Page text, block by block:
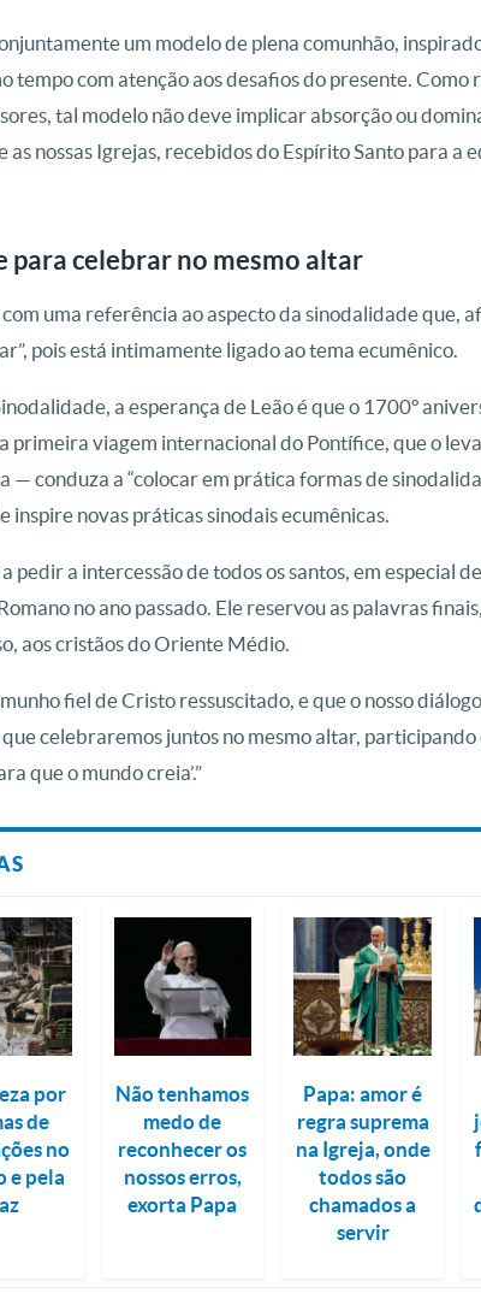
um modelo de plena comunhão,
tempo com atenção aos desafios do presente.
tal modelo não deve implicar absorção ou
nossas Igrejas, recebidos do Espírito Santo para a
para celebrar no mesmo altar
uma referência ao aspecto da sinodalidade que,
pois está intimamente ligado ao tema ecumênico.
a esperança de Leão é que o 1700º
primeira viagem internacional do Pontífice, que o
— conduza a “colocar em prática formas de
inspire novas práticas sinodais ecumênicas.
pedir a intercessão de todos os santos, em especial
no ano passado. Ele reservou as palavras
aos cristãos do Oriente Médio.
fiel de Cristo ressuscitado, e que o nosso
celebraremos juntos no mesmo altar,
que o mundo creia’.”
por
de
no
e pela
Não tenhamos
medo de
reconhecer os
nossos erros,
exorta Papa
Papa: amor é
regra suprema
na Igreja, onde
todos são
chamados a
servir